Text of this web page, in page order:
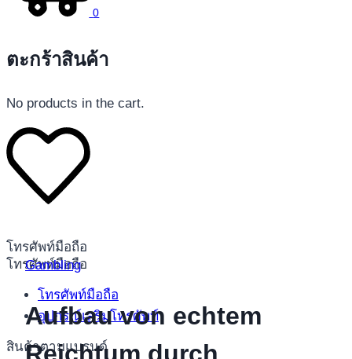
โทรศัพท์มือถือ
โทรศัพท์มือถือ
โทรศัพท์มือถือ
อุปกรณ์เสริมโทรศัพท์
สินค้าตามแบรนด์
0
ตะกร้าสินค้า
No products in the cart.
Gambling
Aufbau von echtem